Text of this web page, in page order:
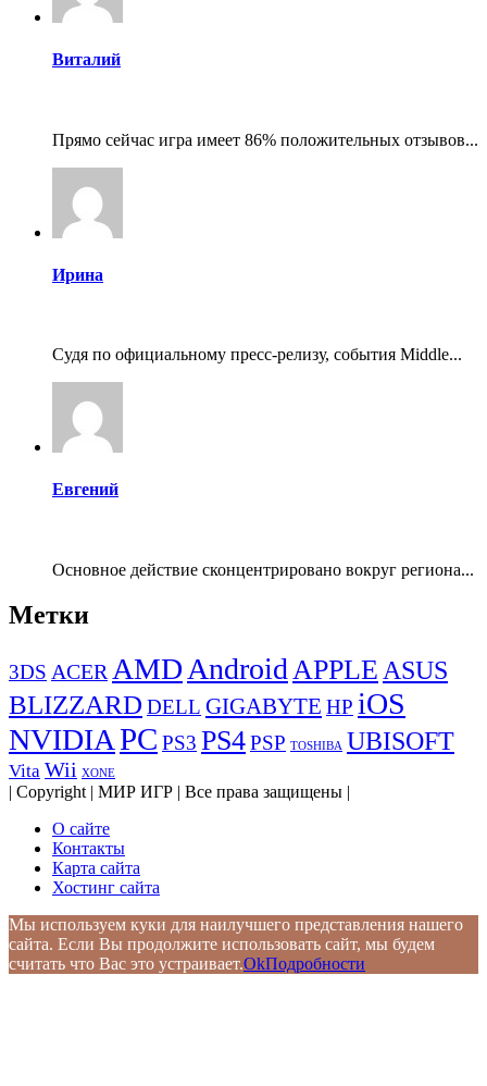
Виталий
Прямо сейчас игра имеет 86% положительных отзывов...
Ирина
Судя по официальному пресс-релизу, события Middle...
Евгений
Основное действие сконцентрировано вокруг региона...
Метки
3DS ACER AMDAndroidAPPLEASUS
BLIZZARD DELL GIGABYTE HP iOS
NVIDIAPC PS3 PS4PSP TOSHIBA UBISOFT
Vita Wii XONE
| Copyright | МИР ИГР | Все права защищены |
О сайте
Контакты
Карта сайта
Хостинг сайта
Мы используем куки для наилучшего представления нашего
сайта. Если Вы продолжите использовать сайт, мы будем
считать что Вас это устраивает.OkПодробности